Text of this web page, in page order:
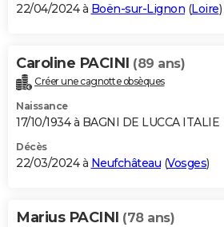
22/04/2024 à Boën-sur-Lignon (Loire)
Caroline PACINI (89 ans)
Créer une cagnotte obsèques
Naissance
17/10/1934 à BAGNI DE LUCCA ITALIE
Décès
22/03/2024 à Neufchâteau (Vosges)
Marius PACINI (78 ans)